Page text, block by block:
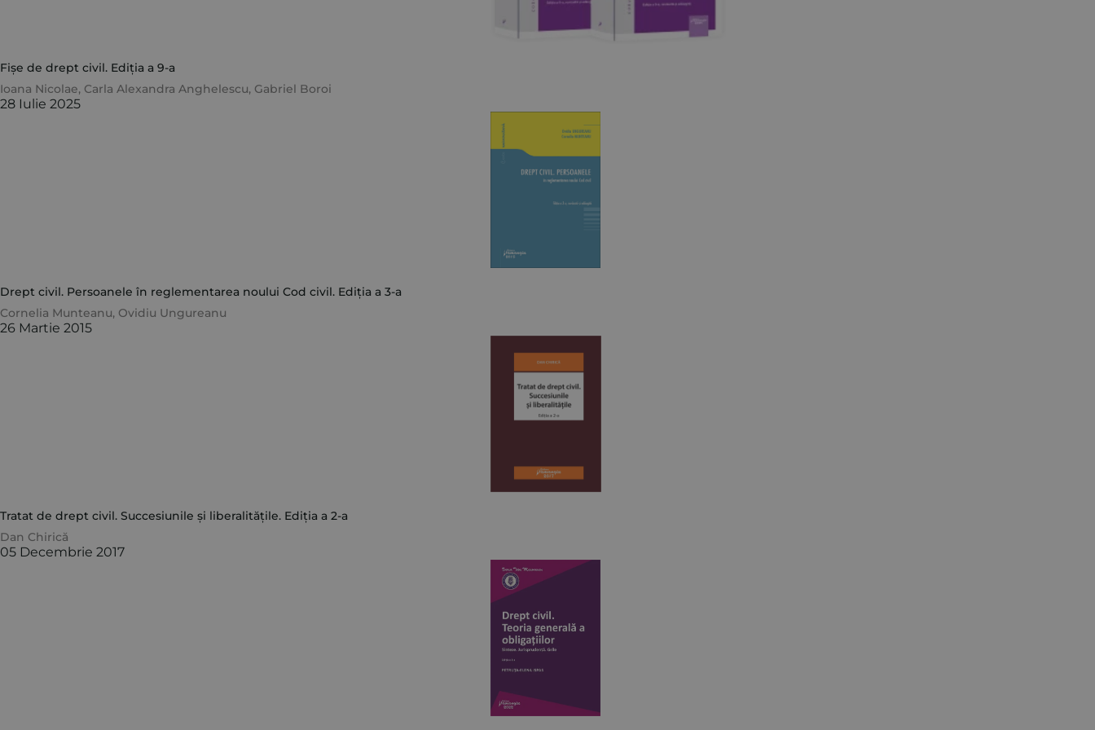
Fișe de drept civil. Ediția a 9-a
Ioana Nicolae, Carla Alexandra Anghelescu, Gabriel Boroi
28 Iulie 2025
Drept civil. Persoanele în reglementarea noului Cod civil. Ediția a 3-a
Cornelia Munteanu, Ovidiu Ungureanu
26 Martie 2015
Tratat de drept civil. Succesiunile și liberalitățile. Ediția a 2-a
Dan Chirică
05 Decembrie 2017